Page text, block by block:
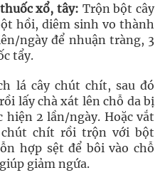
xổ, tây: Trộn bột cây
hồi, diêm sinh vo thành
ngày để nhuận tràng, 3
tẩy.
lá cây chút chít, sau đó
lấy chà xát lên chỗ da bị
hiện 2 lần/ngày. Hoặc vắt
chút chít rồi trộn với bột
hợp sệt để bôi vào chỗ
giảm ngứa.